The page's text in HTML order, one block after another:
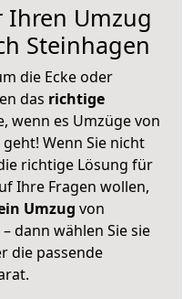
Ihren Umzug
Steinhagen
die Ecke oder
das richtige
wenn es Umzüge von
Wenn Sie nicht
richtige Lösung für
Ihre Fragen wollen,
Umzug von
dann wählen Sie sie
die passende